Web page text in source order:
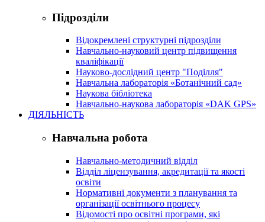
Підрозділи
Відокремлені структурні підрозділи
Навчально-науковий центр підвищення
кваліфікації
Науково-дослідний центр "Поділля"
Навчальна лабораторія «Ботанічний сад»
Наукова бібліотека
Навчально-наукова лабораторія «DAK GPS»
ДІЯЛЬНІСТЬ
Навчальна робота
Навчально-методичний відділ
Відділ ліцензування, акредитації та якості
освіти
Нормативні документи з планування та
організації освітнього процесу
Відомості про освітні програми, які